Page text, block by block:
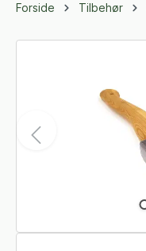
Forside Tilbehør